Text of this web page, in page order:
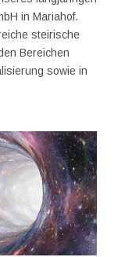
in Mariahof.
steirische
Bereichen
sowie in